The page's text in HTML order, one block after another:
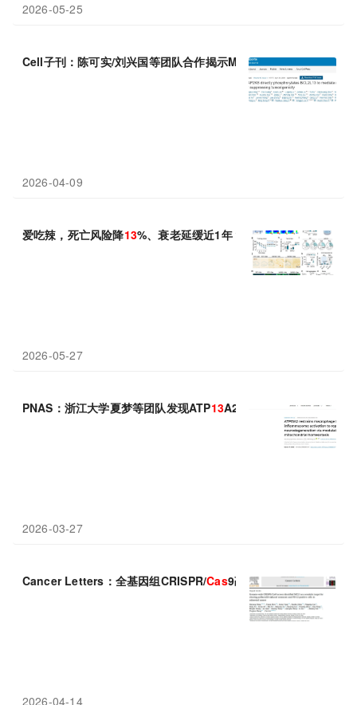
2026-05-25
Cell子刊：陈可实/刘兴国等团队合作揭示MKK6通过磷酸化BCL2L
2026-04-09
爱吃辣，死亡风险降13%、衰老延缓近1年？北大最新：辣椒素能
2026-05-27
PNAS：浙江大学夏梦等团队发现ATP13A2基因突变可致巨噬细胞
2026-03-27
Cancer Letters：全基因组CRISPR/Cas9敲除筛选发现MCL1为
2026-04-14